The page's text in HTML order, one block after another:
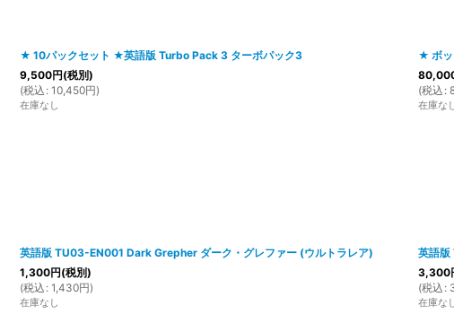
★ 10パックセット ★英語版 Turbo Pack 3 ターボパック3
9,500円(税別)
(税込 : 10,450円)
在庫なし
★ ボッ
(税込 :
在庫な
英語版 TU03-EN001 Dark Grepher ダーク・グレファー (ウルトラレア)
1,300円(税別)
(税込 : 1,430円)
在庫なし
英語
3,300
(税込 :
在庫な